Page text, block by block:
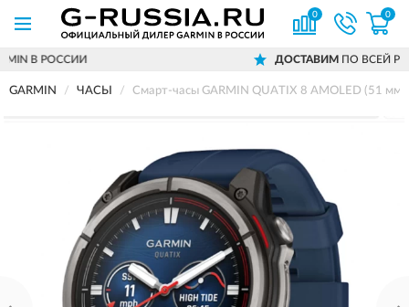
0 0
ПО ВСЕЙ РОССИИ
GARMIN ЧАСЫ Смарт-часы GARMIN QUATIX 8 AMOLED (51 мм)